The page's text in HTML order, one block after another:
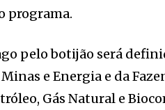
programa.
pelo botijão será
e Energia e da
Gás Natural e